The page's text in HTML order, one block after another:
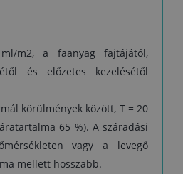
ml/m2, a faanyag fajtájától,
és előzetes kezelésétől
körülmények között, T = 20
65 %). A száradási
vagy a levegő
mellett hosszabb.